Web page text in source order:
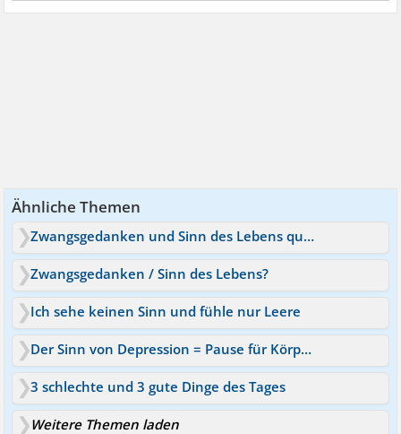
Ähnliche Themen
Zwangsgedanken und Sinn des Lebens quälen mich!
Zwangsgedanken / Sinn des Lebens?
Ich sehe keinen Sinn und fühle nur Leere
Der Sinn von Depression = Pause für Körper und Geist?
3 schlechte und 3 gute Dinge des Tages
Weitere Themen laden